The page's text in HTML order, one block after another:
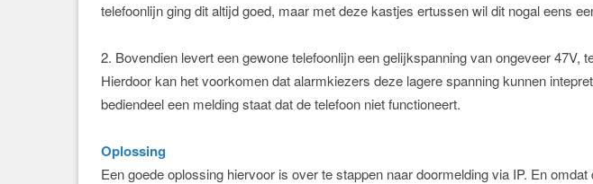
telefoonlijn ging dit altijd goed, maar met deze kastjes ertussen wil dit nogal eens
2. Bovendien levert een gewone telefoonlijn een gelijkspanning van ongeveer
Hierdoor kan het voorkomen dat alarmkiezers deze lagere spanning kunnen
bediendeel een melding staat dat de telefoon niet functioneert.
Oplossing
Een goede oplossing hiervoor is over te stappen naar doormelding via IP. En